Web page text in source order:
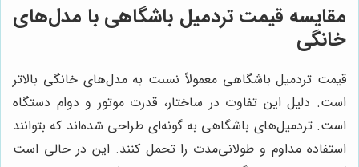
مقایسه قیمت تردمیل باشگاهی با مدل‌های
خانگی
قیمت تردمیل باشگاهی معمولاً نسبت به مدل‌های خانگی بالاتر
است. دلیل این تفاوت در ساختار، قدرت موتور و دوام دستگاه
است. تردمیل‌های باشگاهی به گونه‌ای طراحی شده‌اند که بتوانند
استفاده مداوم و طولانی‌مدت را تحمل کنند. این در حالی است